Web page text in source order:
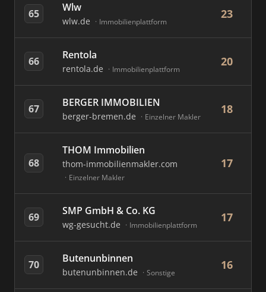
65 Wlw
wlw.de Immobilienplattform
23
66 Rentola
rentola.de Immobilienplattform
20
67 BERGER IMMOBILIEN
berger-bremen.de Einzelner Makler
18
68
THOM Immobilien
thom-immobilienmakler.com
Einzelner Makler
17
69 SMP GmbH & Co. KG
wg-gesucht.de Immobilienplattform
17
70 Butenunbinnen
butenunbinnen.de Sonstige
16